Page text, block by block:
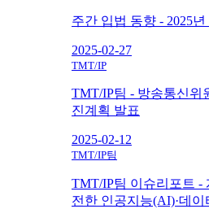
주간 입법 동향 - 2025년
2025-02-27
TMT/IP
TMT/IP팀 - 방송통신위
진계획 발표
2025-02-12
TMT/IP팀
TMT/IP팀 이슈리포트 -
전한 인공지능(AI)·데